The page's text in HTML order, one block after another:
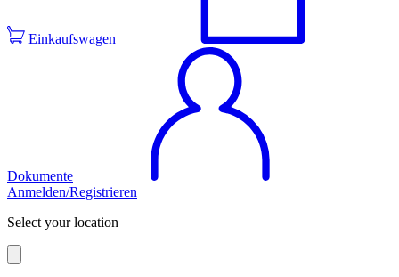
Einkaufswagen
Dokumente
Anmelden/Registrieren
Select your location